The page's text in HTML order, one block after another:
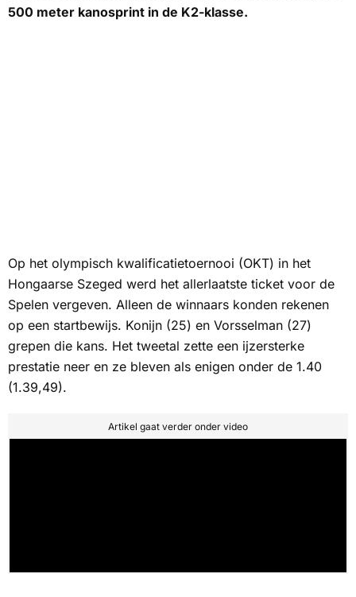
500 meter kanosprint in de K2-klasse.
Op het olympisch kwalificatietoernooi (OKT) in het
Hongaarse Szeged werd het allerlaatste ticket voor de
Spelen vergeven. Alleen de winnaars konden rekenen
op een startbewijs. Konijn (25) en Vorsselman (27)
grepen die kans. Het tweetal zette een ijzersterke
prestatie neer en ze bleven als enigen onder de 1.40
(1.39,49).
Artikel gaat verder onder video